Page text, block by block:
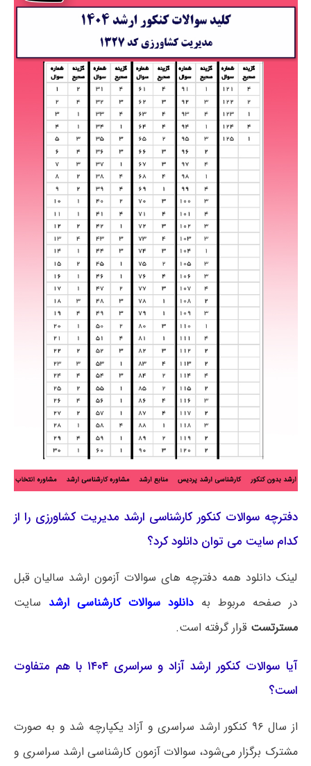
دفترچه سوالات کنکور کارشناسی ارشد مدیریت کشاورزی را از
کدام سایت می توان دانلود کرد؟
لینک دانلود همه دفترچه های سوالات آزمون ارشد سالیان قبل
در صفحه مربوط بهدانلود سوالات کارشناسی ارشد سایت
مسترتست قرار گرفته است.
آیا سوالات کنکور ارشد آزاد و سراسری ۱۴۰۴ با هم متفاوت
است؟
از سال ۹۶ کنکور ارشد سراسری و آزاد یکپارچه شد و به صورت
مشترک برگزار می‌شود، سوالات آزمون کارشناسی ارشد سراسری و